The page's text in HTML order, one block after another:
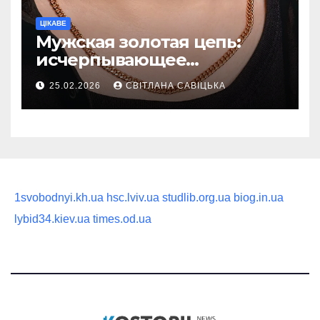
ЦІКАВЕ
Мужская золотая цепь:
исчерпывающее
руководство по выбору
статусного украшения
25.02.2026 СВІТЛАНА САВІЦЬКА
1svobodnyi.kh.ua hsc.lviv.ua studlib.org.ua biog.in.ua
lybid34.kiev.ua times.od.ua